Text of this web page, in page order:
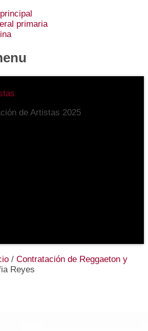
primaria
de Artistas 2025
/ Contratación de Reggaeton y
Reyes